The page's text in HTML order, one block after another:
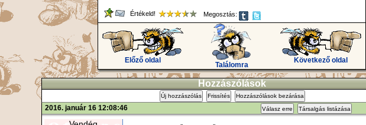
Értékeld! Megosztás:
Előző oldal
Találomra
Következő oldal
Hozzászólások
Új hozzászólás Frissítés Hozzászólások bezárása
2016. január 16 12:08:46 Válasz erre Társalgás listázása